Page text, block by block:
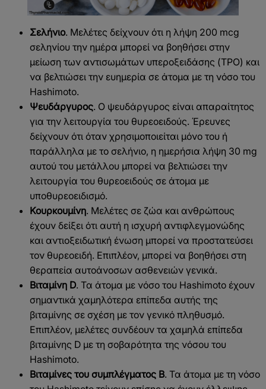
Σελήνιο. Μελέτες δείχνουν ότι η λήψη 200 mcg
σεληνίου την ημέρα μπορεί να βοηθήσει στην
μείωση των αντισωμάτων υπεροξειδάσης (TPO) και
να βελτιώσει την ευημερία σε άτομα με τη νόσο του
Hashimoto.
Ψευδάργυρος. Ο ψευδάργυρος είναι απαραίτητος
για την λειτουργία του θυρεοειδούς. Έρευνες
δείχνουν ότι όταν χρησιμοποιείται μόνο του ή
παράλληλα με το σελήνιο, η ημερήσια λήψη 30 mg
αυτού του μετάλλου μπορεί να βελτιώσει την
λειτουργία του θυρεοειδούς σε άτομα με
υποθυρεοειδισμό.
Κουρκουμίνη. Μελέτες σε ζώα και ανθρώπους
έχουν δείξει ότι αυτή η ισχυρή αντιφλεγμονώδης
και αντιοξειδωτική ένωση μπορεί να προστατεύσει
τον θυρεοειδή. Επιπλέον, μπορεί να βοηθήσει στη
θεραπεία αυτοάνοσων ασθενειών γενικά.
Βιταμίνη D. Τα άτομα με νόσο του Hashimoto έχουν
σημαντικά χαμηλότερα επίπεδα αυτής της
βιταμίνης σε σχέση με τον γενικό πληθυσμό.
Επιπλέον, μελέτες συνδέουν τα χαμηλά επίπεδα
βιταμίνης D με τη σοβαρότητα της νόσου του
Hashimoto.
Βιταμίνες του συμπλέγματος Β. Τα άτομα με τη νόσο